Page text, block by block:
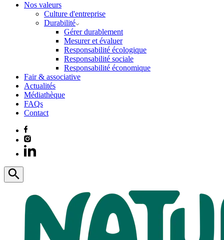
Nos valeurs
Culture d'entreprise
Durabilité
Gérer durablement
Mesurer et évaluer
Responsabilité écologique
Responsabilité sociale
Responsabilité économique
Fair & associative
Actualités
Médiathèque
FAQs
Contact